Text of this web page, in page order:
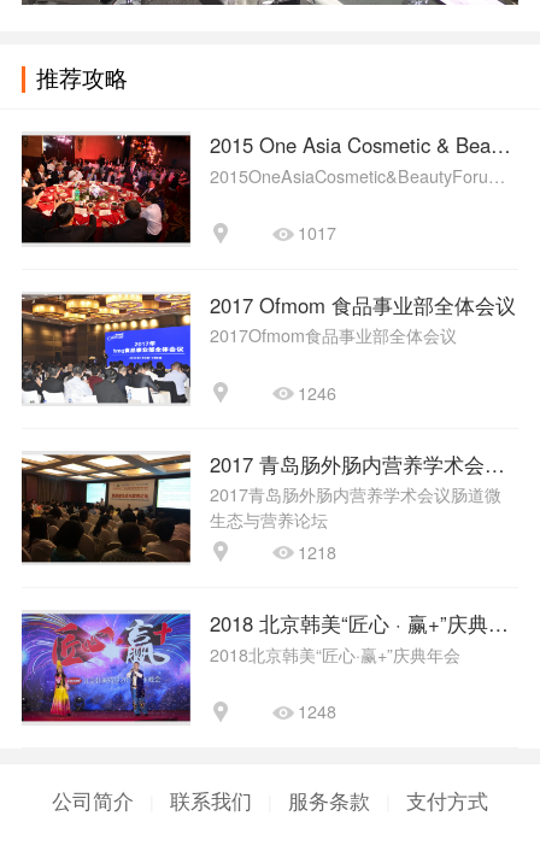
推荐攻略
2015 One Asia Cosmetic & Beauty
2015OneAsiaCosmetic&BeautyForu…
1017
2017 Ofmom 食品事业部全体会议
2017Ofmom食品事业部全体会议
1246
2017 青岛肠外肠内营养学术会议
2017青岛肠外肠内营养学术会议肠道微
生态与营养论坛
1218
2018 北京韩美“匠心 · 赢+”庆典年会
2018北京韩美“匠心·赢+”庆典年会
1248
公司简介 联系我们 服务条款 支付方式